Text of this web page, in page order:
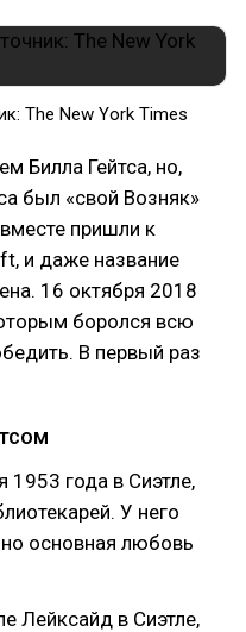
The New York Times
Билла Гейтса, но,
был «свой Возняк»
пришли к
и даже название
16 октября 2018
боролся всю
В первый раз
1953 года в Сиэтле,
У него
основная любовь
Лейксайд в Сиэтле,